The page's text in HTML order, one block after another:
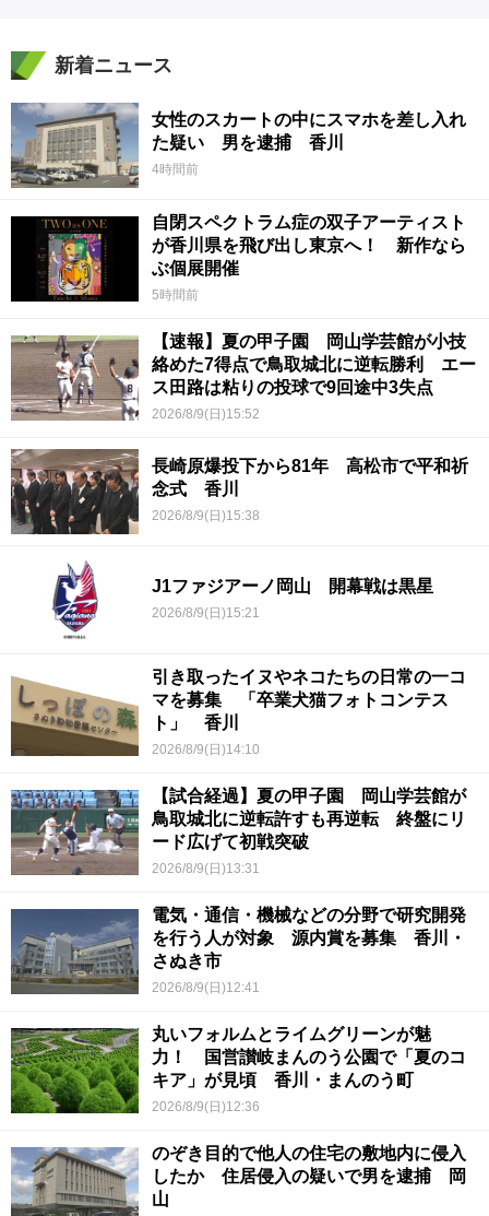
新着ニュース
女性のスカートの中にスマホを差し入れ
た疑い 男を逮捕 香川
4時間前
自閉スペクトラム症の双子アーティスト
が香川県を飛び出し東京へ！ 新作なら
ぶ個展開催
5時間前
【速報】夏の甲子園 岡山学芸館が小技
絡めた7得点で鳥取城北に逆転勝利 エー
ス田路は粘りの投球で9回途中3失点
2026/8/9(日)15:52
長崎原爆投下から81年 高松市で平和祈
念式 香川
2026/8/9(日)15:38
J1ファジアーノ岡山 開幕戦は黒星
2026/8/9(日)15:21
引き取ったイヌやネコたちの日常の一コ
マを募集 「卒業犬猫フォトコンテス
ト」 香川
2026/8/9(日)14:10
【試合経過】夏の甲子園 岡山学芸館が
鳥取城北に逆転許すも再逆転 終盤にリ
ード広げて初戦突破
2026/8/9(日)13:31
電気・通信・機械などの分野で研究開発
を行う人が対象 源内賞を募集 香川・
さぬき市
2026/8/9(日)12:41
丸いフォルムとライムグリーンが魅
力！ 国営讃岐まんのう公園で「夏のコ
キア」が見頃 香川・まんのう町
2026/8/9(日)12:36
のぞき目的で他人の住宅の敷地内に侵入
したか 住居侵入の疑いで男を逮捕 岡
山